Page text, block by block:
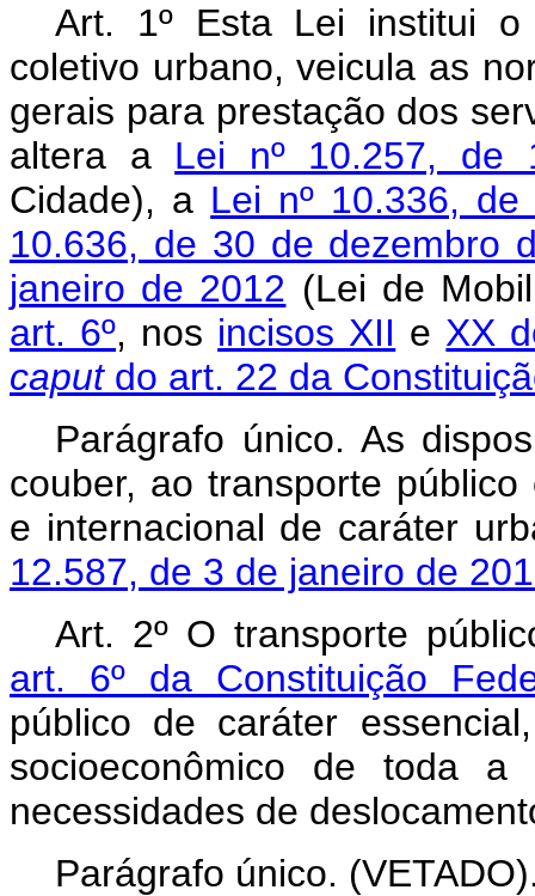
Art. 1º Esta Lei institui
coletivo urbano, veicula as
gerais para prestação dos
altera a Lei nº 10.257, de
Cidade), a Lei nº 10.336,
10.636, de 30 de dezembro
janeiro de 2012 (Lei de
art. 6º, nos incisos XII e XX
caputdo art. 22 da
Parágrafo único. As
couber, ao transporte
e internacional de caráter
12.587, de 3 de janeiro de
Art. 2º O transporte
art. 6º da Constituição
público de caráter
socioeconômico de toda
necessidades de
Parágrafo único.